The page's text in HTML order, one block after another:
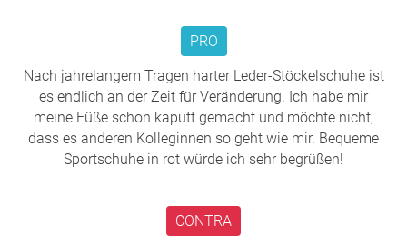
Airlines setzen bereits auf elegante Sneaker-
Konzepte. Moderne Uniformen entwickeln sich
weiter – professionell, stilvoll und gleichzeitig
praktisch.
Mehr Wohlbefinden = besserer Service:Wer sich
körperlich wohler fühlt, kann mit mehr Energie,
Freundlichkeit und Konzentration arbeiten. Davon
profitieren Crew, Unternehmen und Passagiere
Gleichbehandlung moderner Arbeitsstandards:
vielen Bereichen der Luftfahrt wurden
PRO
Nach jahrelangem Tragen harter Leder-Stöckelschuhe ist
es endlich an der Zeit für Veränderung. Ich habe mir
meine Füße schon kaputt gemacht und möchte nicht,
dass es anderen Kolleginnen so geht wie mir. Bequeme
Sportschuhe in rot würde ich sehr begrüßen!
CONTRA